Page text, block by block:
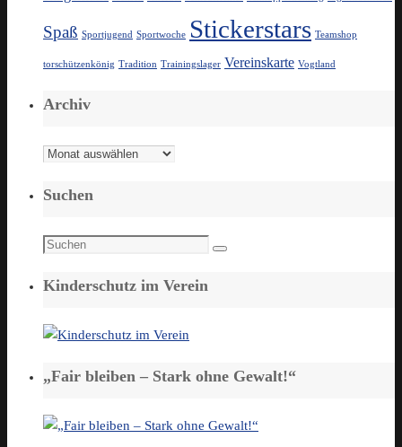
Spaß Sportjugend Sportwoche Stickerstars Teamshop
torschützenkönig Tradition Trainingslager Vereinskarte Vogtland
Archiv
Archiv
Suchen
Suchen
Suchen
Kinderschutz im Verein
„Fair bleiben – Stark ohne Gewalt!“